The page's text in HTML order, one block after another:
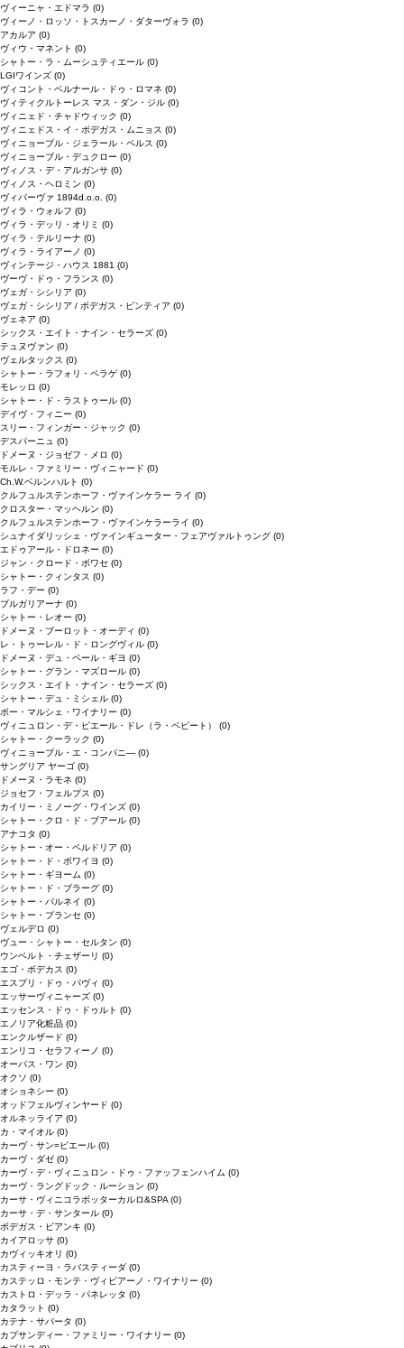
ヴィーニャ・エドマラ (0)
ヴィーノ・ロッソ・トスカーノ・ダターヴォラ (0)
アカルア (0)
ヴィウ・マネント (0)
シャトー・ラ・ムーシュティエール (0)
LGIワインズ (0)
ヴィコント・ベルナール・ドゥ・ロマネ (0)
ヴィティクルトーレス マス・ダン・ジル (0)
ヴィニェド・チャドウィック (0)
ヴィニェドス・イ・ボデガス・ムニョス (0)
ヴィニョーブル・ジェラール・ペルス (0)
ヴィニョーブル・デュクロー (0)
ヴィノス・デ・アルガンサ (0)
ヴィノス・ヘロミン (0)
ヴィパーヴァ 1894d.o.o. (0)
ヴィラ・ウォルフ (0)
ヴィラ・デッリ・オリミ (0)
ヴィラ・テルリーナ (0)
ヴィラ・ライアーノ (0)
ヴィンテージ・ハウス 1881 (0)
ヴーヴ・ドゥ・フランス (0)
ヴェガ・シシリア (0)
ヴェガ・シシリア / ボデガス・ピンティア (0)
ヴェネア (0)
シックス・エイト・ナイン・セラーズ (0)
テュヌヴァン (0)
ヴェルタックス (0)
シャトー・ラフォリ・ペラゲ (0)
モレッロ (0)
シャトー・ド・ラストゥール (0)
デイヴ・フィニー (0)
スリー・フィンガー・ジャック (0)
デスパーニュ (0)
ドメーヌ・ジョゼフ・メロ (0)
モルレ・ファミリー・ヴィニャード (0)
Ch.W.ベルンハルト (0)
クルフュルステンホーフ・ヴァインケラー ライ (0)
クロスター・マッヘルン (0)
クルフュルステンホーフ・ヴァインケラーライ (0)
シュナイダリッシェ・ヴァインギューター・フェアヴァルトゥング (0)
エドゥアール・ドロネー (0)
ジャン・クロード・ボワセ (0)
シャトー・クィンタス (0)
ラフ・デー (0)
ブルガリアーナ (0)
シャトー・レオー (0)
ドメーヌ・ブーロット・オーディ (0)
レ・トゥーレル・ド・ロングヴィル (0)
ドメーヌ・デュ・ペール・ギヨ (0)
シャトー・グラン・マズロール (0)
シックス・エイト・ナイン・セラーズ (0)
シャトー・デュ・ミシェル (0)
ボー・マルシェ・ワイナリー (0)
ヴィニュロン・デ・ピエール・ドレ（ラ・ペピート） (0)
シャトー・クーラック (0)
ヴィニョーブル・エ・コンパニ― (0)
サングリア ヤーゴ (0)
ドメーヌ・ラモネ (0)
ジョセフ・フェルプス (0)
カイリー・ミノーグ・ワインズ (0)
シャトー・クロ・ド・ブアール (0)
アナコタ (0)
シャトー・オー・ペルドリア (0)
シャトー・ド・ボワイヨ (0)
シャトー・ギヨーム (0)
シャトー・ド・ブラーグ (0)
シャトー・パルネイ (0)
シャトー・プランセ (0)
ヴェルデロ (0)
ヴュー・シャトー・セルタン (0)
ウンベルト・チェザーリ (0)
エゴ・ボデカス (0)
エスプリ・ドゥ・パヴィ (0)
エッサーヴィニャーズ (0)
エッセンス・ドゥ・ドゥルト (0)
エノリア化粧品 (0)
エンクルザード (0)
エンリコ・セラフィーノ (0)
オーパス・ワン (0)
オクソ (0)
オショネシー (0)
オッドフェルヴィンヤード (0)
オルネッライア (0)
カ・マイオル (0)
カーヴ・サン=ピエール (0)
カーヴ・ダゼ (0)
カーヴ・デ・ヴィニュロン・ドゥ・ファッフェンハイム (0)
カーヴ・ラングドック・ルーション (0)
カーサ・ヴィニコラボッターカルロ&SPA (0)
カーサ・デ・サンタール (0)
ボデガス・ビアンキ (0)
カイアロッサ (0)
カヴィッキオリ (0)
カスティーヨ・ラバスティーダ (0)
カステッロ・モンテ・ヴィビアーノ・ワイナリー (0)
カストロ・デッラ・パネレッタ (0)
カタラット (0)
カテナ・サパータ (0)
カプサンディー・ファミリー・ワイナリー (0)